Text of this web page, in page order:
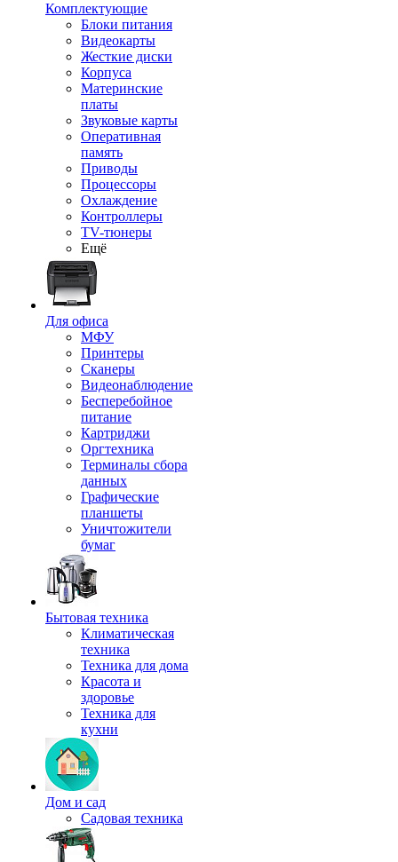
Комплектующие
Блоки питания
Видеокарты
Жесткие диски
Корпуса
Материнские
платы
Звуковые карты
Оперативная
память
Приводы
Процессоры
Охлаждение
Контроллеры
TV-тюнеры
Ещё
Для офиса
МФУ
Принтеры
Сканеры
Видеонаблюдение
Бесперебойное
питание
Картриджи
Оргтехника
Терминалы сбора
данных
Графические
планшеты
Уничтожители
бумаг
Бытовая техника
Климатическая
техника
Техника для дома
Красота и
здоровье
Техника для
кухни
Дом и сад
Садовая техника